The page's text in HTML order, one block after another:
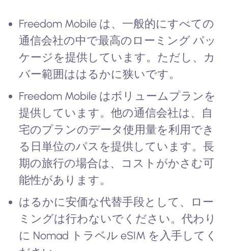
Freedom Mobile は、一般的にすべての
通信会社の中で最高のローミング パッ
ケージを提供しています。ただし、カ
バー範囲ははるかに狭いです。
Freedom Mobile はボリュームプランを
提供しています。他の通信会社は、自
宅のプランのデータ使用量を利用でき
る日単位のパスを提供しています。長
期の旅行の場合は、コストがかさむ可
能性があります。
はるかに安価な代替手段として、ロー
ミングは行わないでください。代わり
に Nomad トラベル eSIM を入手してく